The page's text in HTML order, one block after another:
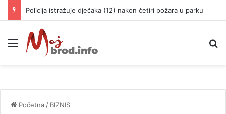
Policija istražuje dječaka (12) nakon četiri požara u parku
Meni
Početna / BIZNIS